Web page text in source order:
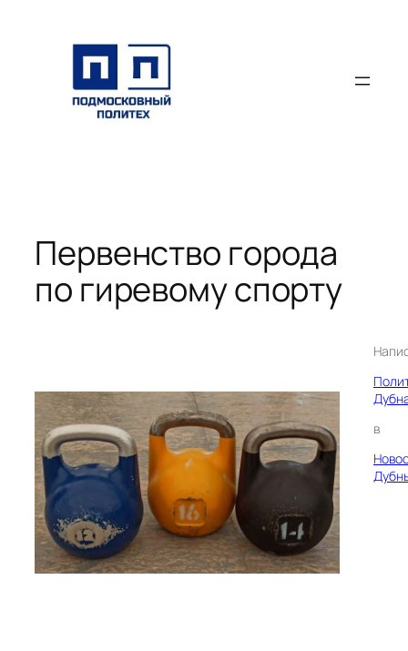
содержимому
Первенство города
по гиревому спорту
в